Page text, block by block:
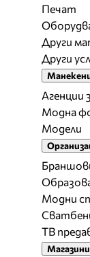
Печат
Други
Други
Агенции
Модна
Модели
Модни
ТВ
Магазини